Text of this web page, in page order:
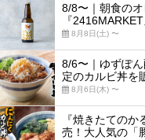
8/8〜｜朝食の
『
8月8日(土) 〜
8/6〜｜ゆずぽ
定のカルビ丼を
8月6日(木) 〜
『焼きたての
売！大人気の「